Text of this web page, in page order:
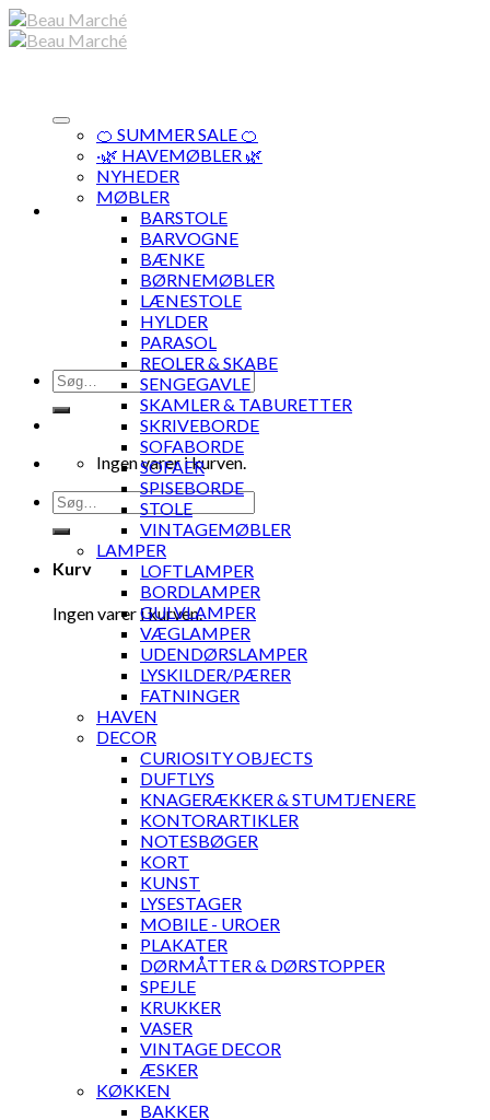
Skip
to
Søg
efter:
Ingen varer i kurven.
Søg
efter:
Kurv
Ingen varer i kurven.
🍊 SUMMER SALE 🍊
·🌿 HAVEMØBLER 🌿
NYHEDER
MØBLER
BARSTOLE
BARVOGNE
BÆNKE
BØRNEMØBLER
LÆNESTOLE
HYLDER
PARASOL
REOLER & SKABE
SENGEGAVLE
SKAMLER & TABURETTER
SKRIVEBORDE
SOFABORDE
SOFAER
SPISEBORDE
STOLE
VINTAGEMØBLER
LAMPER
LOFTLAMPER
BORDLAMPER
GULVLAMPER
VÆGLAMPER
UDENDØRSLAMPER
LYSKILDER/PÆRER
FATNINGER
HAVEN
DECOR
CURIOSITY OBJECTS
DUFTLYS
KNAGERÆKKER & STUMTJENERE
KONTORARTIKLER
NOTESBØGER
KORT
KUNST
LYSESTAGER
MOBILE - UROER
PLAKATER
DØRMÅTTER & DØRSTOPPER
SPEJLE
KRUKKER
VASER
VINTAGE DECOR
ÆSKER
KØKKEN
BAKKER